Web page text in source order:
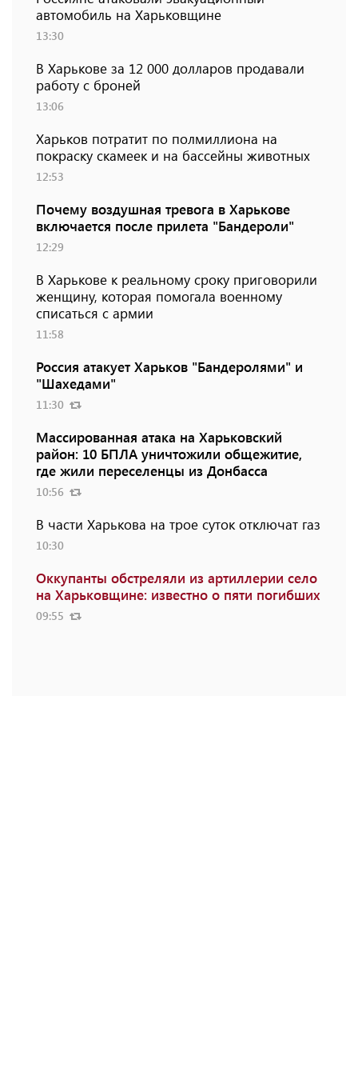
автомобиль на Харьковщине
13:30
В Харькове за 12 000 долларов продавали
работу с броней
13:06
Харьков потратит по полмиллиона на
покраску скамеек и на бассейны животных
12:53
Почему воздушная тревога в Харькове
включается после прилета "Бандероли"
12:29
В Харькове к реальному сроку приговорили
женщину, которая помогала военному
списаться с армии
11:58
Россия атакует Харьков "Бандеролями" и
"Шахедами"
11:30
Массированная атака на Харьковский
район: 10 БПЛА уничтожили общежитие,
где жили переселенцы из Донбасса
10:56
В части Харькова на трое суток отключат газ
10:30
Оккупанты обстреляли из артиллерии село
на Харьковщине: известно о пяти погибших
09:55